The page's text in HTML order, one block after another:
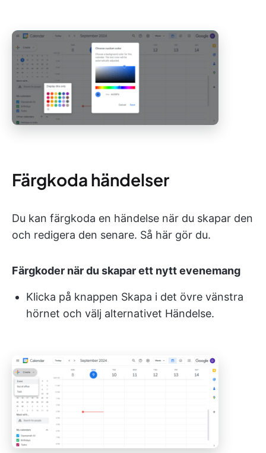
Färgkoda händelser
Du kan färgkoda en händelse när du skapar den
och redigera den senare. Så här gör du.
Färgkoder när du skapar ett nytt evenemang
Klicka på knappen Skapa i det övre vänstra
hörnet och välj alternativet Händelse.